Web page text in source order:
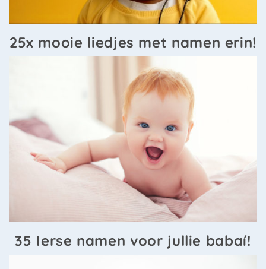
25x mooie liedjes met namen erin!
35 Ierse namen voor jullie babaí!